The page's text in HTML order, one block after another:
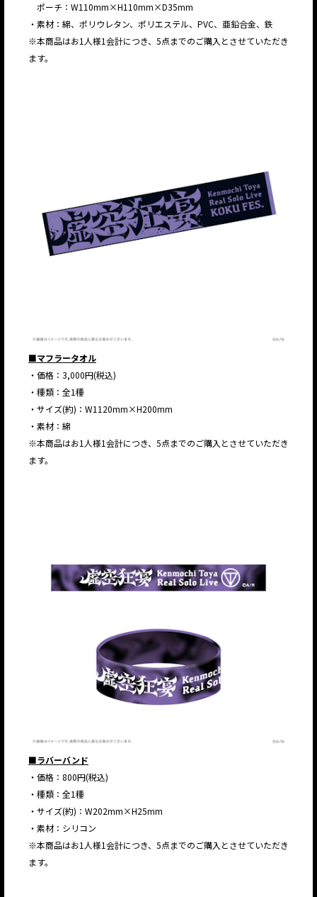
ポーチ：W110mm×H110mm×D35mm
・素材：綿、ポリウレタン、ポリエステル、PVC、亜鉛合金、鉄
※本商品はお1人様1会計につき、5点までのご購入とさせていただき
ます。
■マフラータオル
・価格：3,000円(税込)
・種類：全1種
・サイズ(約)：W1120mm×H200mm
・素材：綿
※本商品はお1人様1会計につき、5点までのご購入とさせていただき
ます。
■ラバーバンド
・価格：800円(税込)
・種類：全1種
・サイズ(約)：W202mm×H25mm
・素材：シリコン
※本商品はお1人様1会計につき、5点までのご購入とさせていただき
ます。